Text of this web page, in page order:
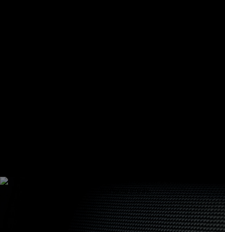
Zitplaatsen voorin
Met een combinatie van comfort en gebruiksgemak, laten de
van de Polestar 2 zien hoe belangrijk ergonomie is voor een